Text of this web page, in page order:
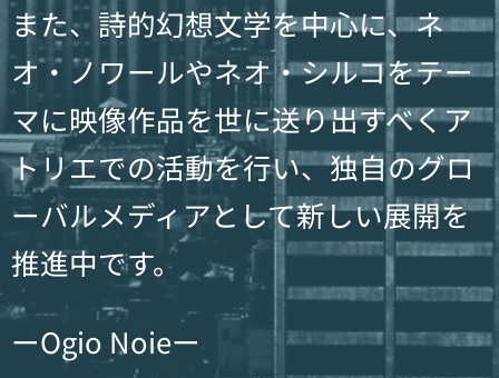
また、詩的幻想文学を中心に、ネ
オ・ノワールやネオ・シルコをテー
マに映像作品を世に送り出すべくア
トリエでの活動を行い、独自のグロ
ーバルメディアとして新しい展開を
推進中です。
ーOgio Noieー